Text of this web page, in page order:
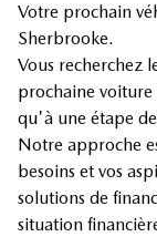
Votre prochain
Sherbrooke.
Vous recherchez
prochaine voiture
qu'à une étape
Notre approche
besoins et vos
solutions de
situation